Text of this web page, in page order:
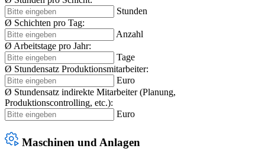
Stunden
Ø Schichten pro Tag:
Anzahl
Ø Arbeitstage pro Jahr:
Tage
Ø Stundensatz Produktionsmitarbeiter:
Euro
Ø Stundensatz indirekte Mitarbeiter (Planung,
Produktionscontrolling, etc.):
Euro
Maschinen und Anlagen